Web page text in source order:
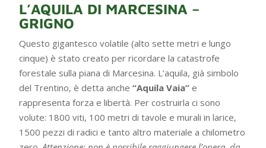
L’AQUILA DI MARCESINA –
GRIGNO
Questo gigantesco volatile (alto sette metri e lungo
cinque) è stato creato per ricordare la catastrofe
forestale sulla piana di Marcesina. L’aquila, già simbolo
del Trentino, è detta anche“Aquila Vaia” e
rappresenta forza e libertà. Per costruirla ci sono
volute: 1800 viti, 100 metri di tavole e murali in larice,
1500 pezzi di radici e tanto altro materiale a chilometro